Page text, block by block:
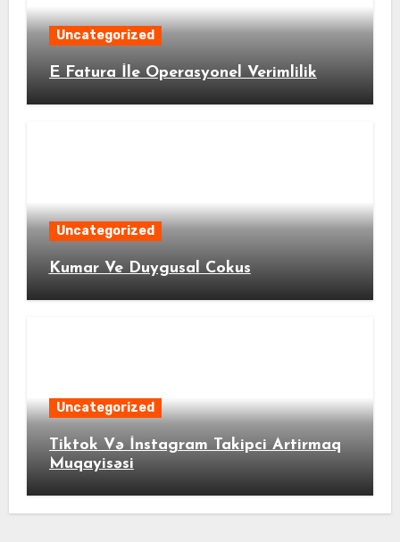
Uncategorized
E Fatura İle Operasyonel Verimlilik
Uncategorized
Kumar Ve Duygusal Cokus
Uncategorized
Tiktok Və İnstagram Takipci Artirmaq
Muqayisəsi